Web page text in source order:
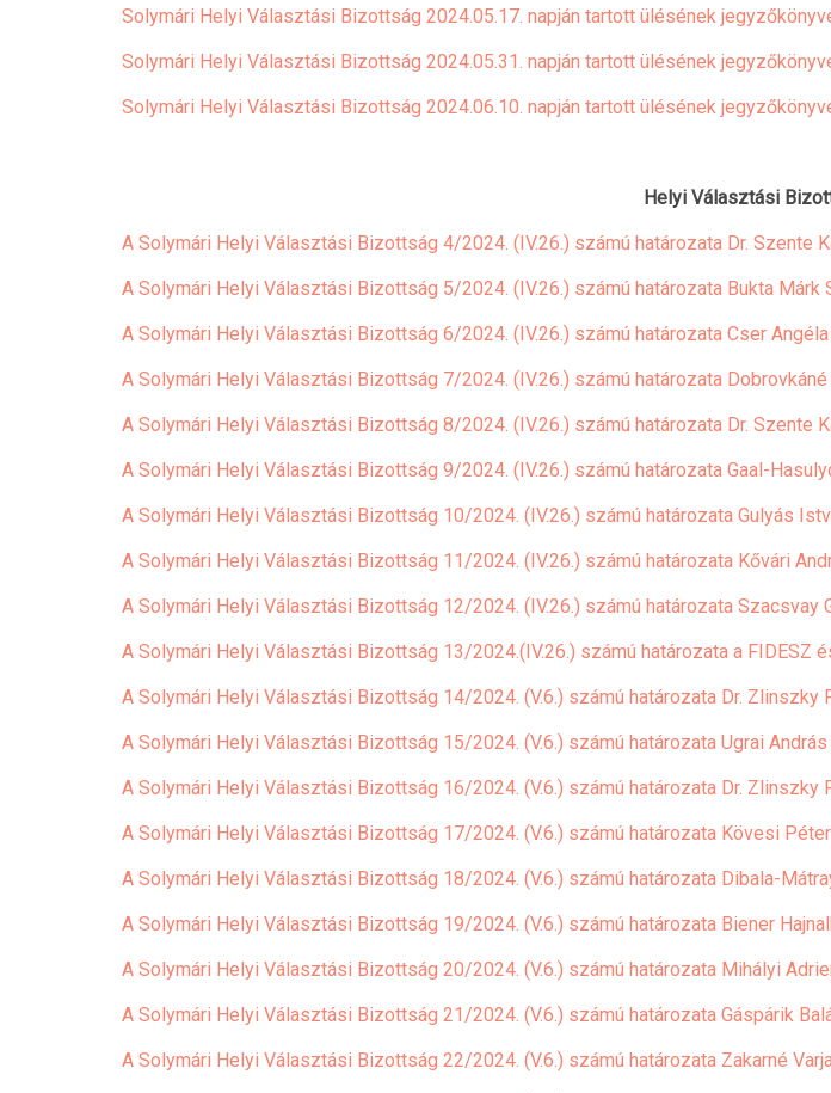
Solymári Helyi Választási Bizottság 2024.05.17. napján tartott ülésének
Solymári Helyi Választási Bizottság 2024.05.31. napján tartott ülésének
Solymári Helyi Választási Bizottság 2024.06.10. napján tartott ülésének
Helyi Választási
A Solymári Helyi Választási Bizottság 4/2024. (IV.26.) számú határozata Dr. Szente
A Solymári Helyi Választási Bizottság 5/2024. (IV.26.) számú határozata Bukta
A Solymári Helyi Választási Bizottság 6/2024. (IV.26.) számú határozata Cser
A Solymári Helyi Választási Bizottság 7/2024. (IV.26.) számú határozata
A Solymári Helyi Választási Bizottság 8/2024. (IV.26.) számú határozata Dr. Szente
A Solymári Helyi Választási Bizottság 9/2024. (IV.26.) számú határozata Gaal-
A Solymári Helyi Választási Bizottság 10/2024. (IV.26.) számú határozata Gulyás
A Solymári Helyi Választási Bizottság 11/2024. (IV.26.) számú határozata Kővári
A Solymári Helyi Választási Bizottság 12/2024. (IV.26.) számú határozata
A Solymári Helyi Választási Bizottság 13/2024.(IV.26.) számú határozata a FIDESZ
A Solymári Helyi Választási Bizottság 14/2024. (V.6.) számú határozata Dr.
A Solymári Helyi Választási Bizottság 15/2024. (V.6.) számú határozata Ugrai
A Solymári Helyi Választási Bizottság 16/2024. (V.6.) számú határozata Dr.
A Solymári Helyi Választási Bizottság 17/2024. (V.6.) számú határozata Kövesi
A Solymári Helyi Választási Bizottság 18/2024. (V.6.) számú határozata Dibala-
A Solymári Helyi Választási Bizottság 19/2024. (V.6.) számú határozata Biener
A Solymári Helyi Választási Bizottság 20/2024. (V.6.) számú határozata Mihályi
A Solymári Helyi Választási Bizottság 21/2024. (V.6.) számú határozata Gáspárik
A Solymári Helyi Választási Bizottság 22/2024. (V.6.) számú határozata Zakarné